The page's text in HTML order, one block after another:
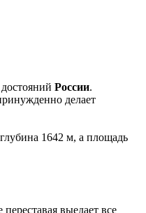
России.
делает
1642 м, а площадь
выедает все